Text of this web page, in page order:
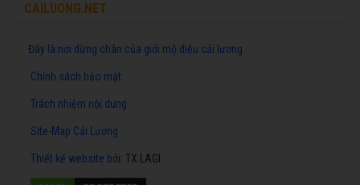
CAILUONG.NET
Đây là nơi dừng chân của giới mộ điệu cải lương
Chính sách bảo mật
Trách nhiệm nội dung
Site-Map Cải Lương
Thiết kế website bởi: TX LAGI